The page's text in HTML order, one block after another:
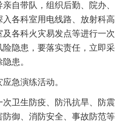
自带队，组织后勤、院办、
各科室用电线路、放射科高
各科火灾易发点等进行一次
隐患，要落实责任，立即采
患。
急演练活动。
卫生防疫、防汛抗旱、防震
御、消防安全、事故防范等